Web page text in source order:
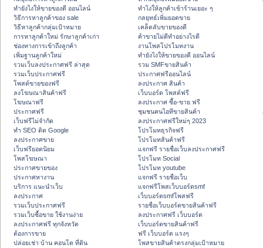
ทํายังไงให้ขายของดี ออนไลน์
วิธีการหาลูกค้าของ sale
วิธีหาลูกค้ากลุ่มเป้าหมาย
การหาลูกค้าใหม่ รักษาลูกค้าเก่า
ช่องทางการเข้าถึงลูกค้า
เพิ่มฐานลูกค้าใหม่
รวมเว็บลงประกาศฟรี ล่าสุด
รวมเว็บประกาศฟรี
โพสต์ขายของฟรี
ลงโฆษณาสินค้าฟรี
โฆษณาฟรี
ประกาศฟรี
เว็บฟรีไม่จำกัด
ทำ SEO ติด Google
ลงประกาศขาย
เว็บฟรียอดนิยม
โพสโฆษณา
ประกาศขายของ
ประกาศหางาน
บริการ แนะนำเว็บ
ลงประกาศ
รวมเว็บประกาศฟรี
รวมเว็บซื้อขาย ใช้งานง่าย
ลงประกาศฟรี ทุกจังหวัด
ต้องการขาย
ปล่อยเช่า บ้าน คอนโด ที่ดิน
ทําไงให้ลูกค้าเข้าร้านเยอะ ๆ
กลยุทธ์เพิ่มยอดขาย
เคล็ดลับขายของดี
ค้าขายไม่ดีทำอย่างไรดี
งานโพสโปรโมทงาน
ทํายังไงให้ขายของดี ออนไลน์
รวม SMFขายสินค้า
ประกาศฟรีออนไลน์
ลงประกาศ สินค้า
เว็บบอร์ด โพสต์ฟรี
ลงประกาศ ซื้อ-ขาย ฟรี
ชุมชนคนไอทีขายสินค้า
ลงประกาศฟรีใหม่ๆ 2023
โปรโมทธุรกิจฟรี
โปรโมทสินค้าฟรี
แจกฟรี รายชื่อเว็บลงประกาศฟรี
โปรโมท Social
โปรโมท youtube
แจกฟรี รายชื่อเว็บ
แจกฟรีโพสเว็บบอร์ดsmf
เว็บบอร์ดsmfโพสฟรี
รายชื่อเว็บบอร์ดขายสินค้าฟรี
ลงประกาศฟรี เว็บบอร์ด
เว็บบอร์ดขายสินค้าฟรี
ฟรี เว็บบอร์ด แรงๆ
โพสขายสินค้าตรงกลุ่มเป้าหมาย